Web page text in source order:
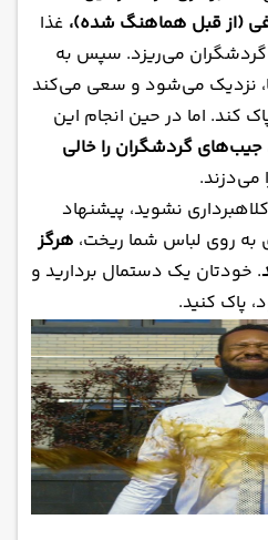
(از قبل هماهنگ شده)، غذا
گردشگران می‌ریزد. سپس به
نزدیک می‌شود و سعی می‌کند
کند. اما در حین انجام این
جیب‌های گردشگران را خالی
می‌دزند.
نشوید، پیشنهاد
روی لباس شما ریخت، هرگز
. خودتان یک دستمال بردارید و
پاک کنید.